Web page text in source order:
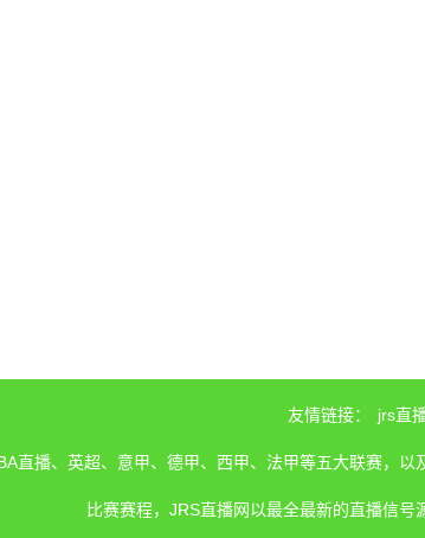
友情链接： jrs直
直播、英超、意甲、德甲、西甲、法甲等五大联赛，
比赛赛程，JRS直播网以最全最新的直播信号